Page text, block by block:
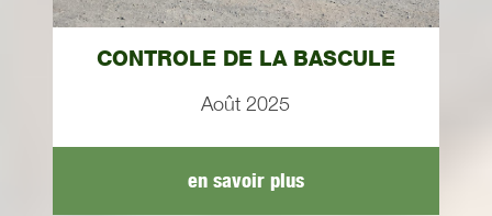
CONTROLE DE LA BASCULE
Août 2025
en savoir plus